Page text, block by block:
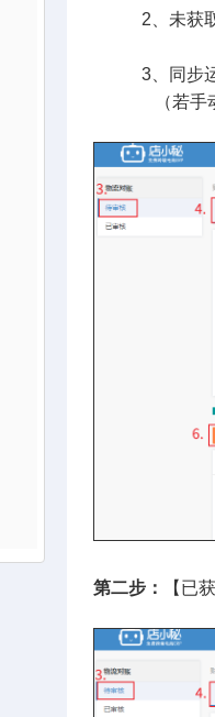
2、未获取：
3、同步运费
（若手动同
第二步： 【已